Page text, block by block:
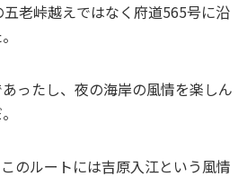
老峠越えではなく府道565号に沿
ったし、夜の海岸の風情を楽しん
のルートには吉原入江という風情